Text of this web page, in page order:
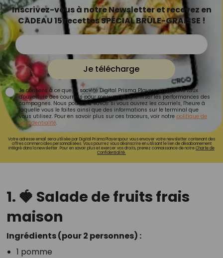
Inscrivez-vous à notre Newsletter et recevez en
CADEAU 15 recettes SPÉCIAL BRÛLE-GRAISSE !
Je télécharge
Je consens à ce que la société Digital Prisma Players analyse le taux
d'ouverture des courriels pour mesurer et optimiser les performances des
campagnes. Nous pourrons savoir si vous ouvrez les courriels, l'heure à
laquelle vous le faites ainsi que des informations sur le terminal que
vous utilisez. Pour en savoir plus sur ces traceurs, voir notre politique de
confidentialité.
Votre adresse email sera utilisée par Digital Prisma Playerspour vous envoyer votre newsletter contenant des
offres commerciales personnalisées. Vous pourrez vous désinscrire en utilisant le lien de désabonnement
intégré dans la newsletter. Pour en savoir plus et exercer vos droits, prenez connaissance de notreCharte de
Confidentialité.
1. 🍓 Salade de fruits frais
maison
Ingrédients (pour 2 personnes) :
1 pomme